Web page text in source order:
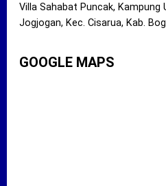
Villa Sahabat Puncak, Kampung
Jogjogan, Kec. Cisarua, Kab.
GOOGLE MAPS